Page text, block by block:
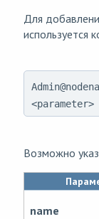
Для
используется
<parameter>
Возможно
name